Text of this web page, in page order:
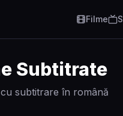
Filme
Subtitrate
subtitrare în română